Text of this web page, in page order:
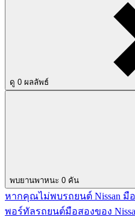
ดู 0 ผลลัพธ์
พบยานพาหนะ 0 คัน
หากคุณไม่พบรถยนต์ Nissan มื
พอร์ทัลรถยนต์มือสองของ